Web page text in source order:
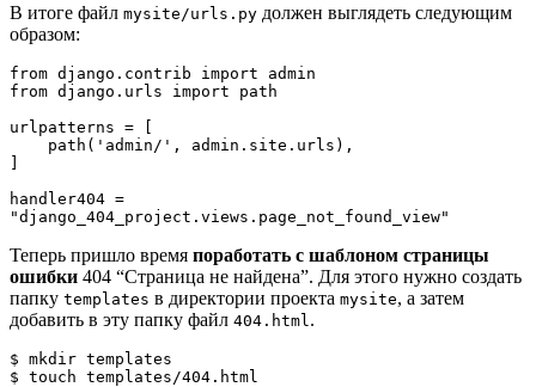
В итоге файл mysite/urls.py должен выглядеть следующим
образом:
from django.contrib import admin
from django.urls import path
urlpatterns = [
handler404 =
"django_404_project.views.page_not_found_view"
Теперь пришло время поработать с шаблоном страницы
ошибки 404 “Страница не найдена”. Для этого нужно создать
папку templates в директории проекта mysite, а затем
добавить в эту папку файл 404.html .
$ mkdir templates
$ touch templates/404.html